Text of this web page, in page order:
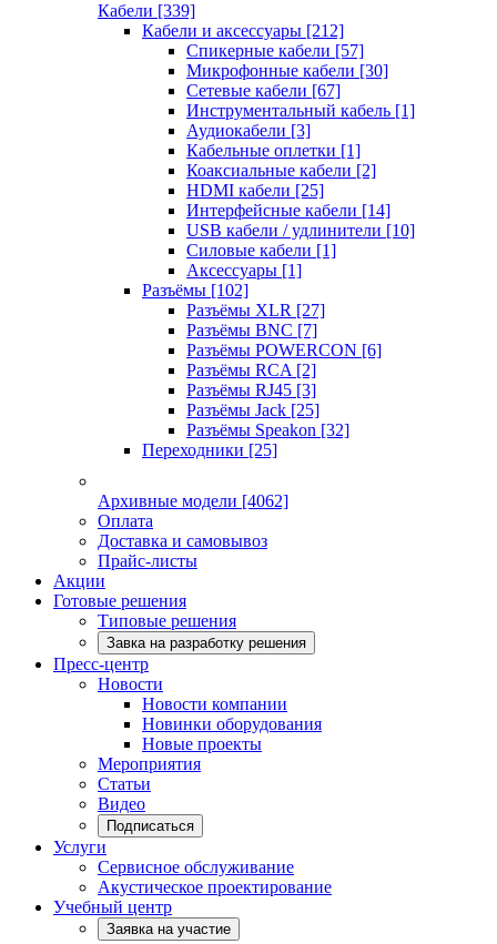
Кабели [339]
Кабели и аксессуары [212]
Спикерные кабели [57]
Микрофонные кабели [30]
Сетевые кабели [67]
Инструментальный кабель [1]
Аудиокабели [3]
Кабельные оплетки [1]
Коаксиальные кабели [2]
HDMI кабели [25]
Интерфейсные кабели [14]
USB кабели / удлинители [10]
Силовые кабели [1]
Аксессуары [1]
Разъёмы [102]
Разъёмы XLR [27]
Разъёмы BNC [7]
Разъёмы POWERCON [6]
Разъёмы RCA [2]
Разъёмы RJ45 [3]
Разъёмы Jack [25]
Разъёмы Speakon [32]
Переходники [25]
Архивные модели [4062]
Оплата
Доставка и самовывоз
Прайс-листы
Акции
Готовые решения
Типовые решения
Завка на разработку решения
Пресс-центр
Новости
Новости компании
Новинки оборудования
Новые проекты
Мероприятия
Статьи
Видео
Подписаться
Услуги
Сервисное обслуживание
Акустическое проектирование
Учебный центр
Заявка на участие